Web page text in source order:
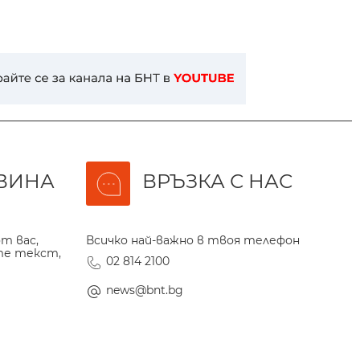
вас,
текст,
ВРЪЗКА С НАС
Всичко най-важно в твоя телефон
02 814 2100
news@bnt.bg